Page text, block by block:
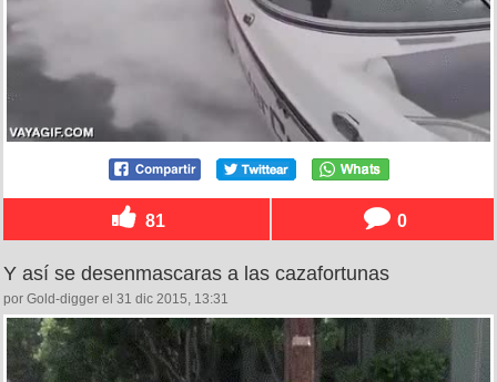
81 0
Y así se desenmascaras a las cazafortunas
por Gold-digger el 31 dic 2015, 13:31